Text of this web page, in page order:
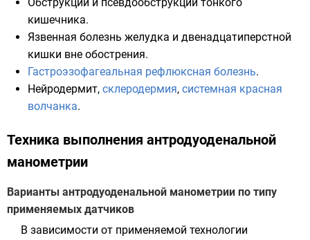
кишечника.
Язвенная болезнь желудка и двенадцатиперстной
кишки вне обострения.
Гастроэзофагеальная рефлюксная болезнь.
Нейродермит, склеродермия, системная красная
волчанка.
Техника выполнения антродуоденальной
манометрии
Варианты антродуоденальной манометрии по типу
применяемых датчиков
В зависимости от применяемой технологии